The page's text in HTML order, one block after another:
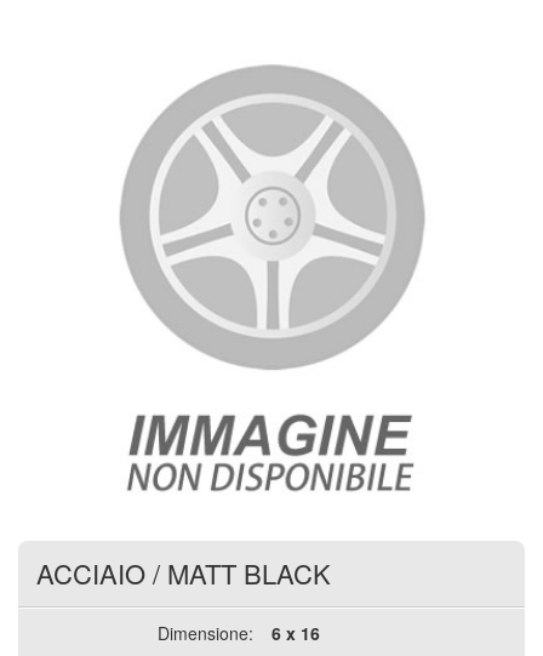
ACCIAIO/ MATT BLACK
Dimensione:
6 x 16